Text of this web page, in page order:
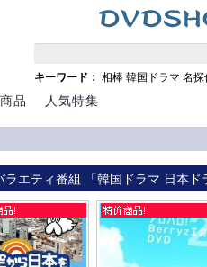
キーワード： 相棒 韓国ドラマ 名探
品 人気特集
ラエティ番組 「韓国ドラマ 日本ド